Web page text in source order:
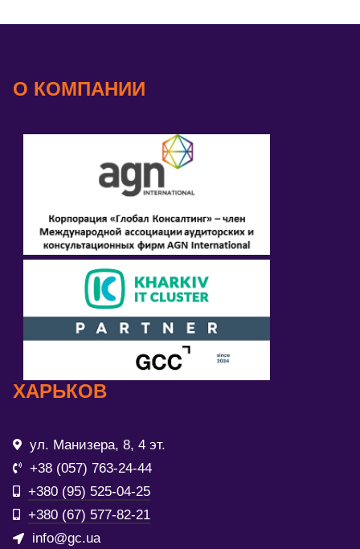
О КОМПАНИИ
ХАРЬКОВ
ул. Манизера, 8, 4 эт.
+38 (057) 763-24-44
+380 (95) 525-04-25
+380 (67) 577-82-21
info@gc.ua